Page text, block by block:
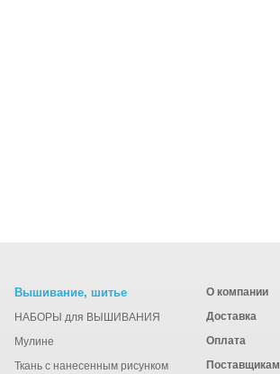
Вышивание, шитье
НАБОРЫ для ВЫШИВАНИЯ
Мулине
Ткань с нанесенным рисунком
О компании
Доставка
Оплата
Поставщикам